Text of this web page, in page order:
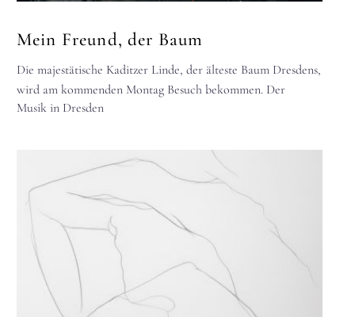
Mein Freund, der Baum
Die majestätische Kaditzer Linde, der älteste Baum Dresdens,
wird am kommenden Montag Besuch bekommen. Der
britische Komponist Graham Fitkin macht…
Musik in Dresden